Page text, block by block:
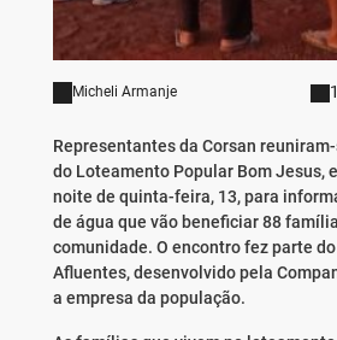
Micheli Armanje
Representantes da Corsan
do Loteamento Popular Bom Jesus,
noite de quinta-feira, 13, para
de água que vão beneficiar 88
comunidade. O encontro fez parte
Afluentes, desenvolvido pela
a empresa da população.